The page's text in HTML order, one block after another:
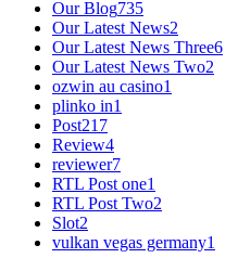
Our Blog735
Our Latest News2
Our Latest News Three6
Our Latest News Two2
ozwin au casino1
plinko in1
Post217
Review4
reviewer7
RTL Post one1
RTL Post Two2
Slot2
vulkan vegas germany1